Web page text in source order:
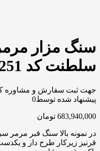
سنگ مزار
سلطنت کد 251
جهت ثبت سفارش و مشاوره
پیشنهاد شده توسط0
683,940,000 تومان
قرنیز زیرکار طرح دار و